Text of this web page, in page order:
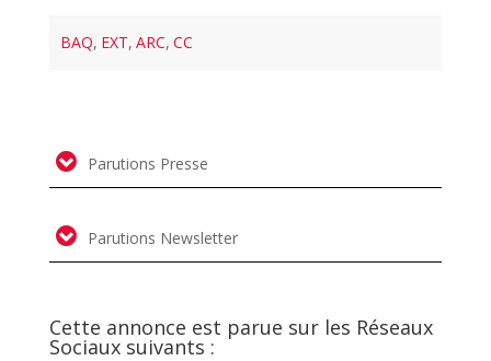
BAQ, EXT, ARC, CC
Parutions Presse
Parutions Newsletter
Cette annonce est parue sur les Réseaux
Sociaux suivants :